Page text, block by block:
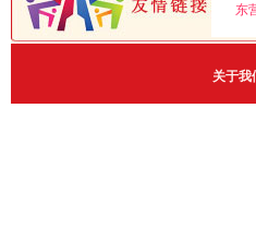
东
关于我